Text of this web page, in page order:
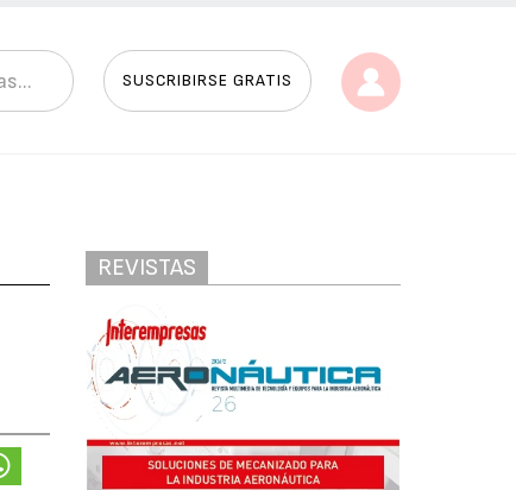
SUSCRIBIRSE GRATIS
REVISTAS